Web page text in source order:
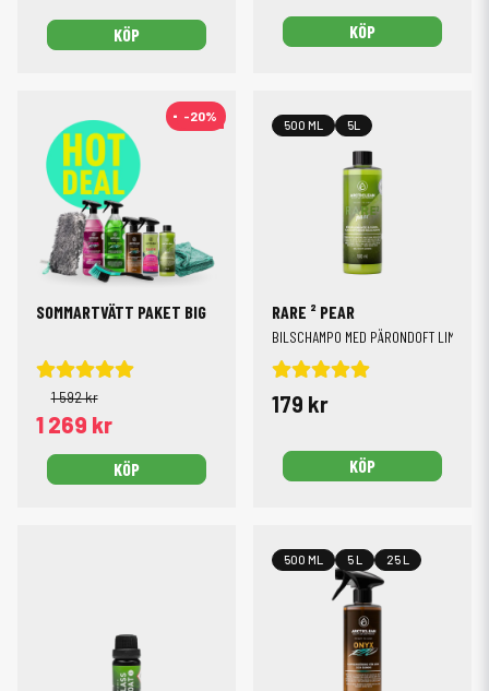
KÖP KÖP
SOMMARTVÄTT PAKET BIG
-20%
1 592 kr
1 269 kr
KÖP
-20%
RARE ² PEAR
BILSCHAMPO MED PÄRONDOFT
179 kr
KÖP
500 ML 5L
500 ML 5 L 25 L